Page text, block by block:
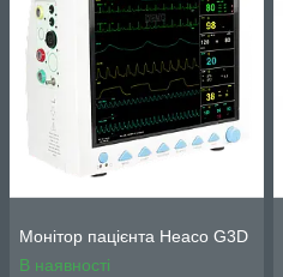
Монітор пацієнта Heaco G3D
В наявності